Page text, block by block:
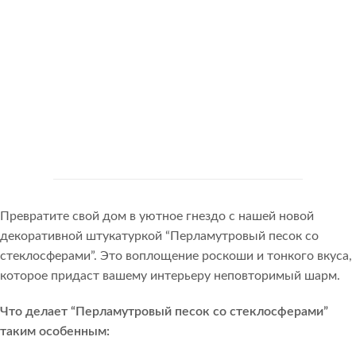
Превратите свой дом в уютное гнездо с нашей новой
декоративной штукатуркой “Перламутровый песок со
стеклосферами”. Это воплощение роскоши и тонкого вкуса,
которое придаст вашему интерьеру неповторимый шарм.
Что делает “Перламутровый песок со стеклосферами”
таким особенным: